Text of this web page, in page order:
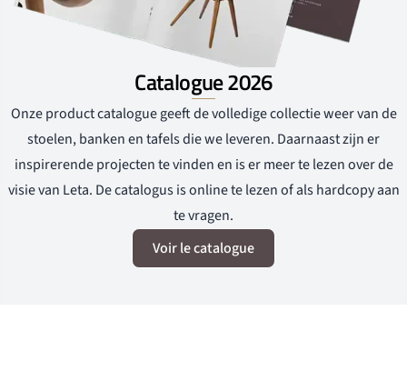
Catalogue 2026
Onze product catalogue geeft de volledige collectie weer van de
stoelen, banken en tafels die we leveren. Daarnaast zijn er
inspirerende projecten te vinden en is er meer te lezen over de
visie van Leta. De catalogus is online te lezen of als hardcopy aan
te vragen.
Voir le catalogue